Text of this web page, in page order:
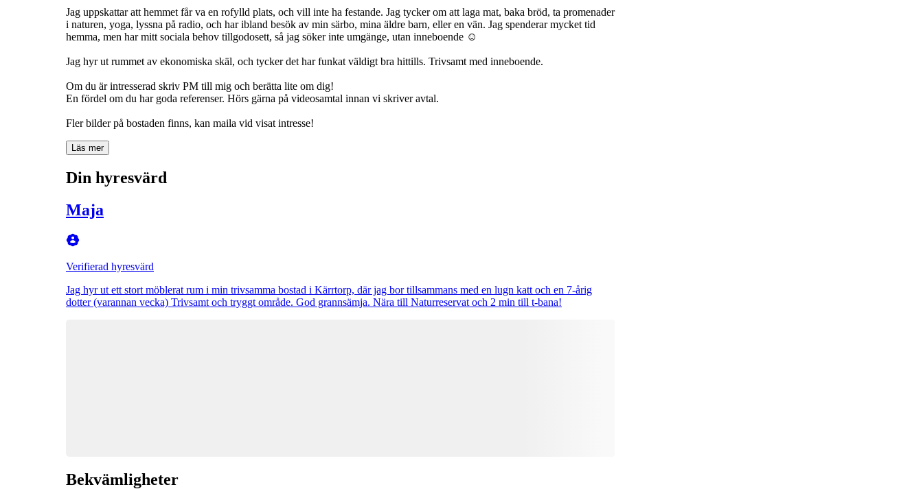
Jag uppskattar att hemmet får va en rofylld plats, och vill inte ha festande. Jag tycker om att laga mat, baka bröd, ta promenader
i naturen, yoga, lyssna på radio, och har ibland besök av min särbo, mina äldre barn, eller en vän. Jag spenderar mycket tid
hemma, men har mitt sociala behov tillgodosett, så jag söker inte umgänge, utan inneboende ☺️
Jag hyr ut rummet av ekonomiska skäl, och tycker det har funkat väldigt bra hittills. Trivsamt med inneboende.
Om du är intresserad skriv PM till mig och berätta lite om dig!
En fördel om du har goda referenser. Hörs gärna på videosamtal innan vi skriver avtal.
Fler bilder på bostaden finns, kan maila vid visat intresse!
Läs mer
Din hyresvärd
Maja
Verifierad hyresvärd
Jag hyr ut ett stort möblerat rum i min trivsamma bostad i Kärrtorp, där jag bor tillsammans med en lugn katt och en 7-årig
dotter (varannan vecka) Trivsamt och tryggt område. God grannsämja. Nära till Naturreservat och 2 min till t-bana!
Bekvämligheter